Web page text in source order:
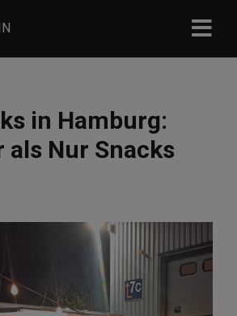
in Hamburg:
als Nur Snacks